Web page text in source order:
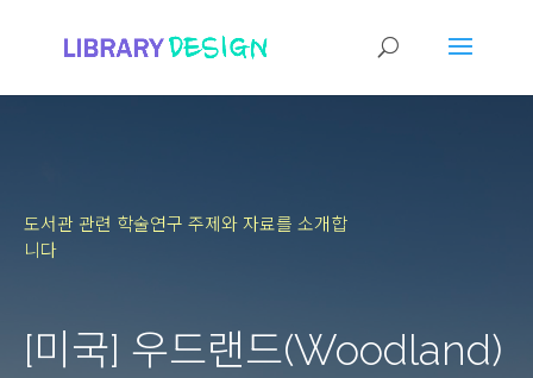
도서관 관련 학술연구 주제와 자료를 소개합
니다
[미국] 우드랜드(Woodland)